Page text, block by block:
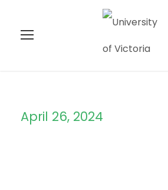
April 26, 2024